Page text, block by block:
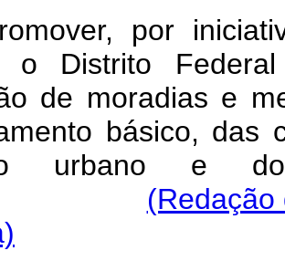
por
o Distrito
de moradias e
básico, das
urbano e
(Redação